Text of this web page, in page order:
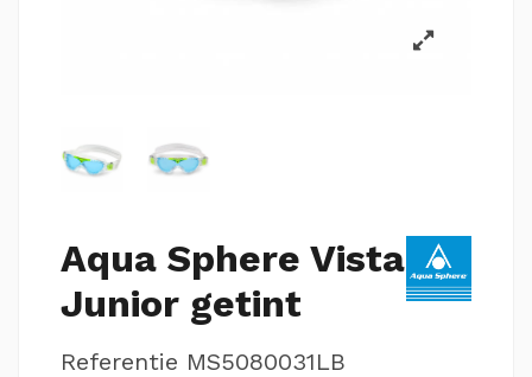
Aqua Sphere Vista
Junior getint
Referentie MS5080031LB